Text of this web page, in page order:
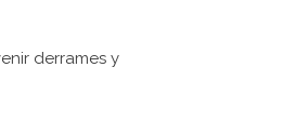
derrames y